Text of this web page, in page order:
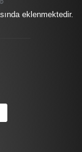
eklenmektedir.